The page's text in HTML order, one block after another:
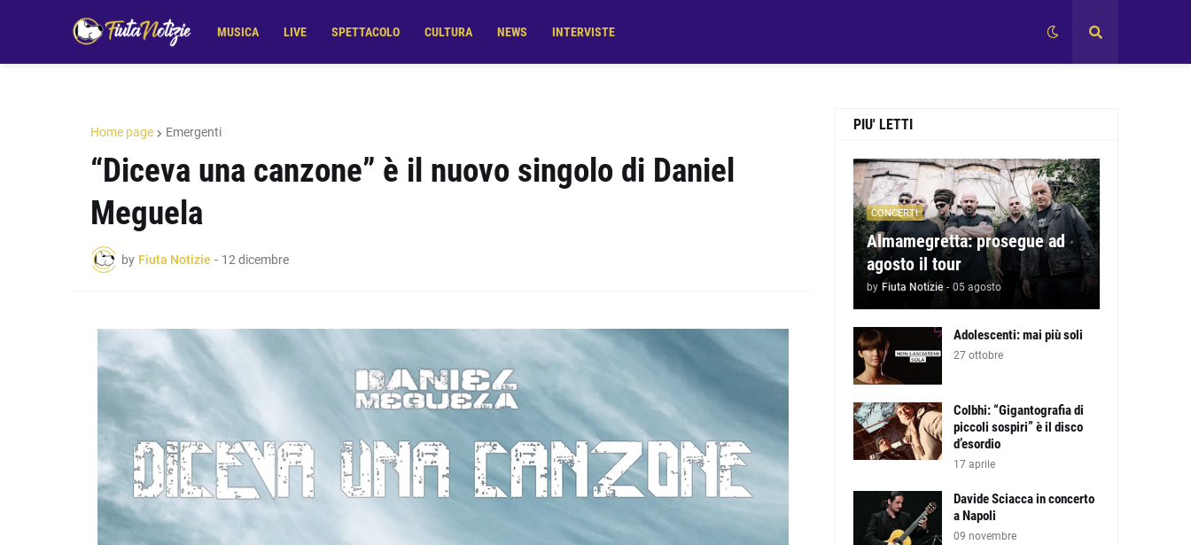
MUSICA LIVE SPETTACOLO CULTURA NEWS INTERVISTE
Home page Emergenti
“Diceva una canzone” è il nuovo singolo di Daniel
Meguela
by Fiuta Notizie - 12 dicembre
PIU' LETTI
CONCERTI
Almamegretta: prosegue ad
agosto il tour
by Fiuta Notizie - 05 agosto
Adolescenti: mai più soli
27 ottobre
Colbhi: “Gigantografia di
piccoli sospiri” è il disco
d’esordio
17 aprile
Davide Sciacca in concerto
a Napoli
09 novembre